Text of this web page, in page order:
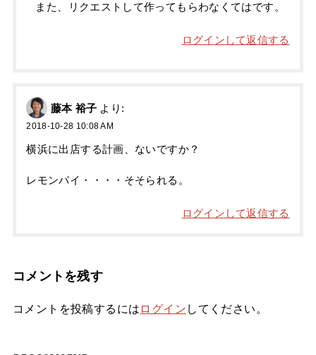
また、リクエストして作ってもらわなくてはです。
ログインして返信する
藤本 裕子 より:
2018-10-28 10:08 AM
横浜に出店する計画、ないですか？
レモンパイ・・・・そそられる。
ログインして返信する
コメントを残す
コメントを投稿するには ログイン してください。